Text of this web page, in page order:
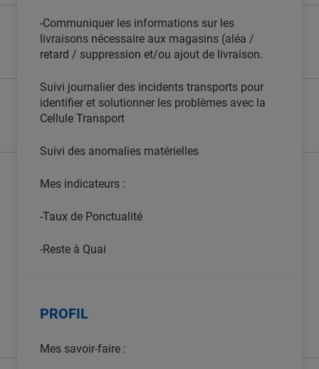
-Communiquer les informations sur les
livraisons nécessaire aux magasins (aléa /
retard / suppression et/ou ajout de livraison.
Suivi journalier des incidents transports pour
identifier et solutionner les problèmes avec la
Cellule Transport
Suivi des anomalies matérielles
Mes indicateurs :
-Taux de Ponctualité
-Reste à Quai
PROFIL
Mes savoir-faire :